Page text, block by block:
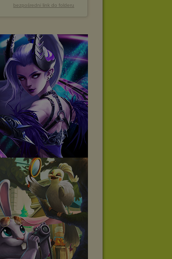
bezpośredni link do folderu